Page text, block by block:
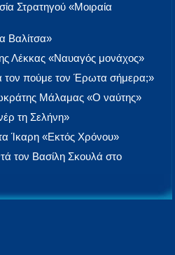
Στρατηγού «Μοιραία
Βαλίτσα»
Λέκκας «Ναυαγός μονάχος»
πούμε τον Έρωτα σήμερα;»
Μάλαμας «Ο ναύτης»
τη Σελήνη»
Ίκαρη «Εκτός Χρόνου»
τον Βασίλη Σκουλά στο